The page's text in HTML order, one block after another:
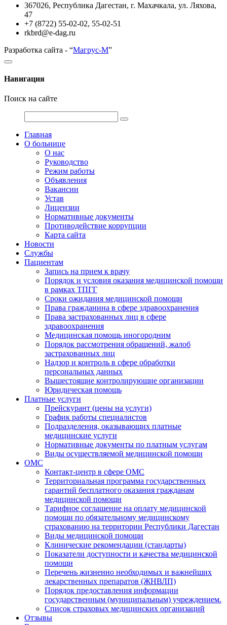
367026, Республика Дагестан, г. Махачкала, ул. Ляхова,
47
+7 (8722) 55-02-02, 55-02-51
rkbrd@e-dag.ru
Разработка сайта - “Магрус-М”
Навигация
Поиск на сайте
Главная
О больнице
О нас
Руководство
Режим работы
Объявления
Вакансии
Устав
Лицензии
Нормативные документы
Противодействие коррупции
Карта сайта
Новости
Службы
Пациентам
Запись на прием к врачу
Порядок и условия оказания медицинской помощи
в рамках ТПГГ
Сроки ожидания медицинской помощи
Права гражданина в сфере здравоохранения
Права застрахованных лиц в сфере
здравоохранения
Медицинская помощь иногородним
Порядок рассмотрения обращений, жалоб
застрахованных лиц
Надзор и контроль в сфере обработки
персональных данных
Вышестоящие контролирующие организации
Юридическая помощь
Платные услуги
Прейскурант (цены на услуги)
График работы специалистов
Подразделения, оказывающих платные
медицинские услуги
Нормативные документы по платным услугам
Виды осуществляемой медицинской помощи
ОМС
Контакт-центр в сфере ОМС
Территориальная программа государственных
гарантий бесплатного оказания гражданам
медицинской помощи
Тарифное соглашение на оплату медицинской
помощи по обязательному медицинскому
страхованию на территории Республики Дагестан
Виды медицинской помощи
Клинические рекомендации (стандарты)
Показатели доступности и качества медицинской
помощи
Перечень жизненно необходимых и важнейших
лекарственных препаратов (ЖНВЛП)
Порядок предоставления информации
государственным (муниципальным) учреждением.
Список страховых медицинских организаций
Отзывы